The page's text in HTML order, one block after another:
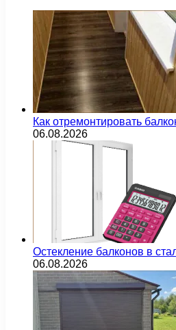
Как отремонтировать
06.08.2026
Остекление балконов в
06.08.2026